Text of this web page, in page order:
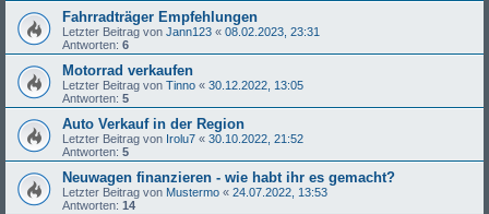
Fahrradträger Empfehlungen
Letzter Beitrag von Jann123 « 08.02.2023, 23:31
Antworten: 6
Motorrad verkaufen
Letzter Beitrag von Tinno « 30.12.2022, 13:05
Antworten: 5
Auto Verkauf in der Region
Letzter Beitrag von Irolu7 « 30.10.2022, 21:52
Antworten: 5
Neuwagen finanzieren - wie habt ihr es gemacht?
Letzter Beitrag von Mustermo « 24.07.2022, 13:53
Antworten: 14